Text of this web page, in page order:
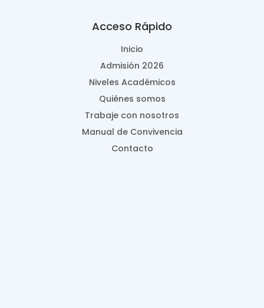
Acceso Rápido
Inicio
Admisión 2026
Niveles Académicos
Quiénes somos
Trabaje con nosotros
Manual de Convivencia
Contacto